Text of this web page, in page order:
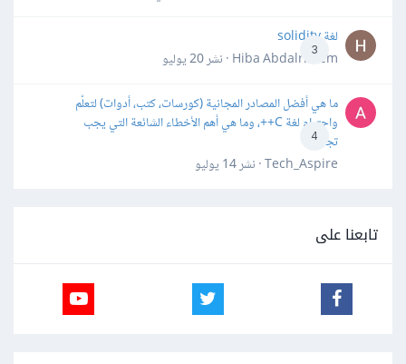
3
لغة solidity
Hiba Abdalrheem · نشر
20 يوليو
4
ما هي أفضل المصادر المجانية (كورسات، كتب، أدوات) لتعلّم
واحترام لغة C++، وما هي أهم الأخطاء الشائعة التي يجب
تجنبها؟
Tech_Aspire · نشر
14 يوليو
تابعنا على